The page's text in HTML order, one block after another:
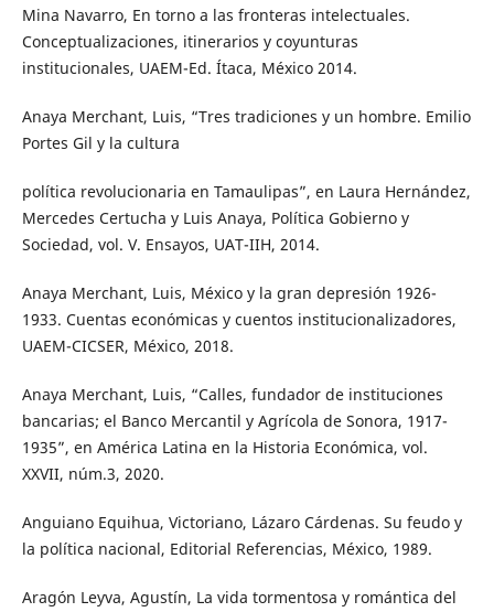
Mina Navarro, En torno a las fronteras intelectuales.
Conceptualizaciones, itinerarios y coyunturas
institucionales, UAEM-Ed. Ítaca, México 2014.
Anaya Merchant, Luis, “Tres tradiciones y un hombre. Emilio
Portes Gil y la cultura
política revolucionaria en Tamaulipas”, en Laura Hernández,
Mercedes Certucha y Luis Anaya, Política Gobierno y
Sociedad, vol. V. Ensayos, UAT-IIH, 2014.
Anaya Merchant, Luis, México y la gran depresión 1926-
1933. Cuentas económicas y cuentos institucionalizadores,
UAEM-CICSER, México, 2018.
Anaya Merchant, Luis, “Calles, fundador de instituciones
bancarias; el Banco Mercantil y Agrícola de Sonora, 1917-
1935”, en América Latina en la Historia Económica, vol.
XXVII, núm.3, 2020.
Anguiano Equihua, Victoriano, Lázaro Cárdenas. Su feudo y
la política nacional, Editorial Referencias, México, 1989.
Aragón Leyva, Agustín, La vida tormentosa y romántica del